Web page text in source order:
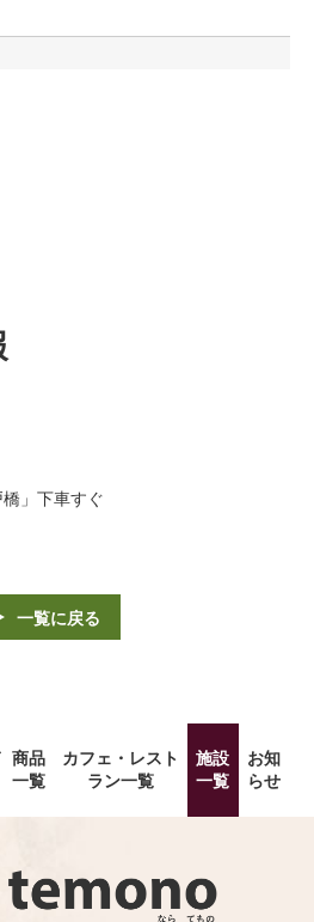
」下車すぐ
一覧に戻る
商品
一覧
カフェ・レスト
ラン一覧
施設
一覧
お知
らせ